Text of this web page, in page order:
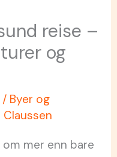
reise –
og
/ Byer og
Claussen
mer enn bare